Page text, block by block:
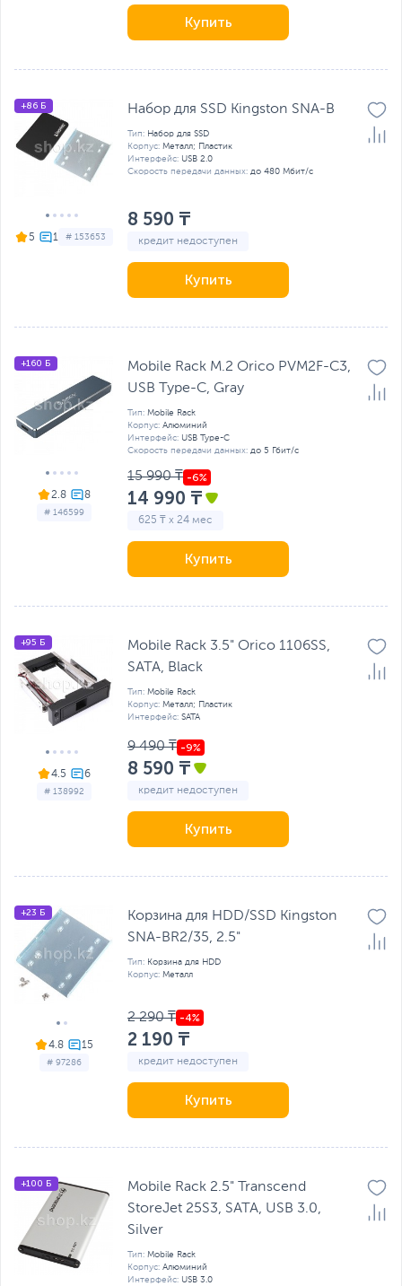
Купить
5 # 153653
+86 Б Набор для SSD Kingston SNA-B
Тип: Набор для SSD
Корпус: Металл; Пластик
Интерфейс: USB 2.0
Скорость передачи данных: до 480 Мбит/с
8 590 ₸
кредит недоступен
Купить
2.8
# 146599
+160 Б
Mobile Rack M.2 Orico PVM2F-C3,
USB Type-C, Gray
Тип: Mobile Rack
Корпус: Алюминий
Интерфейс: USB Type-C
Скорость передачи данных: до 5 Гбит/с
15 990 ₸
14 990 ₸
625 ₸ x 24 мес
Купить
4.5
# 138992
+95 Б
Mobile Rack 3.5" Orico 1106SS,
SATA, Black
Тип: Mobile Rack
Корпус: Металл; Пластик
Интерфейс: SATA
9 490 ₸
8 590 ₸
кредит недоступен
Купить
4.8
# 97286
+23 Б
Корзина для HDD/SSD Kingston
SNA-BR2/35, 2.5"
Тип: Корзина для HDD
Корпус: Металл
2 290 ₸
2 190 ₸
кредит недоступен
Купить
+100 Б
Mobile Rack 2.5" Transcend
StoreJet 25S3, SATA, USB 3.0,
Silver
Тип: Mobile Rack
Корпус: Алюминий
Интерфейс: USB 3.0